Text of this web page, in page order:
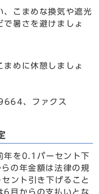
、こまめな換気や遮光
で暑さを避けましょ
まめに休憩しましょ
、ファクス
年を0.1パーセント下
の年金額は法律の規
ント引き下げること
6月からの支払いとな